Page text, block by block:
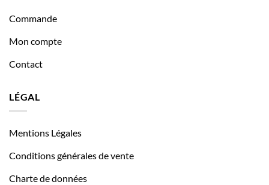
Commande
Mon compte
Contact
LÉGAL
Mentions Légales
Conditions générales de vente
Charte de données